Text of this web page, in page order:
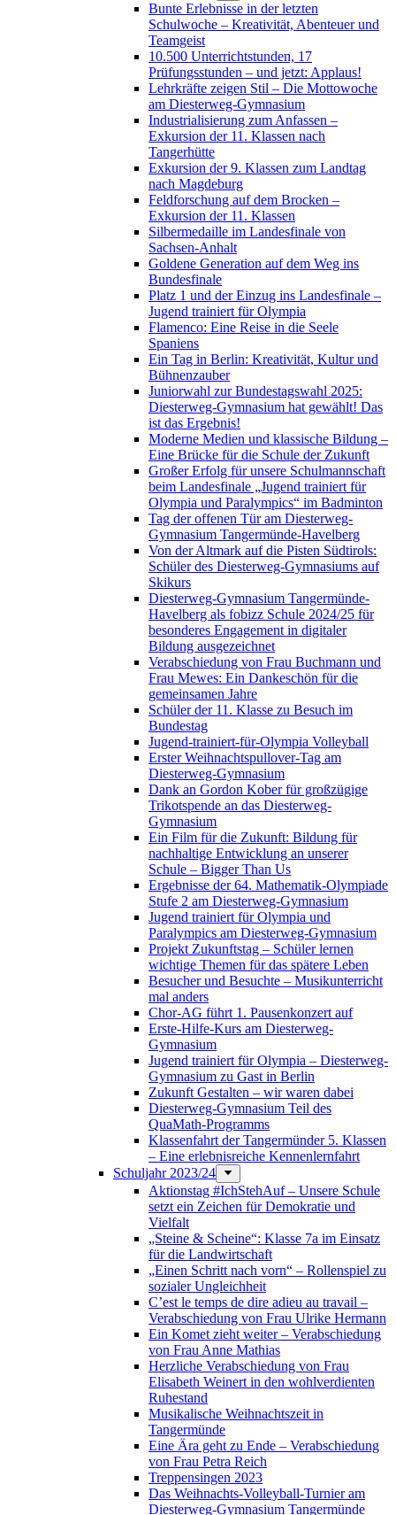
Bunte Erlebnisse in der letzten
Schulwoche – Kreativität, Abenteuer und
Teamgeist
10.500 Unterrichtstunden, 17
Prüfungsstunden – und jetzt: Applaus!
Lehrkräfte zeigen Stil – Die Mottowoche
am Diesterweg-Gymnasium
Industrialisierung zum Anfassen –
Exkursion der 11. Klassen nach
Tangerhütte
Exkursion der 9. Klassen zum Landtag
nach Magdeburg
Feldforschung auf dem Brocken –
Exkursion der 11. Klassen
Silbermedaille im Landesfinale von
Sachsen-Anhalt
Goldene Generation auf dem Weg ins
Bundesfinale
Platz 1 und der Einzug ins Landesfinale –
Jugend trainiert für Olympia
Flamenco: Eine Reise in die Seele
Spaniens
Ein Tag in Berlin: Kreativität, Kultur und
Bühnenzauber
Juniorwahl zur Bundestagswahl 2025:
Diesterweg-Gymnasium hat gewählt! Das
ist das Ergebnis!
Moderne Medien und klassische Bildung –
Eine Brücke für die Schule der Zukunft
Großer Erfolg für unsere Schulmannschaft
beim Landesfinale „Jugend trainiert für
Olympia und Paralympics“ im Badminton
Tag der offenen Tür am Diesterweg-
Gymnasium Tangermünde-Havelberg
Von der Altmark auf die Pisten Südtirols:
Schüler des Diesterweg-Gymnasiums auf
Skikurs
Diesterweg-Gymnasium Tangermünde-
Havelberg als fobizz Schule 2024/25 für
besonderes Engagement in digitaler
Bildung ausgezeichnet
Verabschiedung von Frau Buchmann und
Frau Mewes: Ein Dankeschön für die
gemeinsamen Jahre
Schüler der 11. Klasse zu Besuch im
Bundestag
Jugend-trainiert-für-Olympia Volleyball
Erster Weihnachtspullover-Tag am
Diesterweg-Gymnasium
Dank an Gordon Kober für großzügige
Trikotspende an das Diesterweg-
Gymnasium
Ein Film für die Zukunft: Bildung für
nachhaltige Entwicklung an unserer
Schule – Bigger Than Us
Ergebnisse der 64. Mathematik-Olympiade
Stufe 2 am Diesterweg-Gymnasium
Jugend trainiert für Olympia und
Paralympics am Diesterweg-Gymnasium
Projekt Zukunftstag – Schüler lernen
wichtige Themen für das spätere Leben
Besucher und Besuchte – Musikunterricht
mal anders
Chor-AG führt 1. Pausenkonzert auf
Erste-Hilfe-Kurs am Diesterweg-
Gymnasium
Jugend trainiert für Olympia – Diesterweg-
Gymnasium zu Gast in Berlin
Zukunft Gestalten – wir waren dabei
Diesterweg-Gymnasium Teil des
QuaMath-Programms
Klassenfahrt der Tangermünder 5. Klassen
– Eine erlebnisreiche Kennenlernfahrt
Schuljahr 2023/24
Aktionstag #IchStehAuf – Unsere Schule
setzt ein Zeichen für Demokratie und
Vielfalt
„Steine & Scheine“: Klasse 7a im Einsatz
für die Landwirtschaft
„Einen Schritt nach vorn“ – Rollenspiel zu
sozialer Ungleichheit
C’est le temps de dire adieu au travail –
Verabschiedung von Frau Ulrike Hermann
Ein Komet zieht weiter – Verabschiedung
von Frau Anne Mathias
Herzliche Verabschiedung von Frau
Elisabeth Weinert in den wohlverdienten
Ruhestand
Musikalische Weihnachtszeit in
Tangermünde
Eine Ära geht zu Ende – Verabschiedung
von Frau Petra Reich
Treppensingen 2023
Das Weihnachts-Volleyball-Turnier am
Diesterweg-Gymnasium Tangermünde